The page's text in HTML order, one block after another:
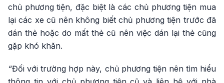
chủ phương tiện, đặc biệt là các chủ phương tiện mua
lại các xe cũ nên không biết chủ phương tiện trước đã
dán thẻ hoặc do mất thẻ cũ nên việc dán lại thẻ cũng
gặp khó khăn.
“Đối với trường hợp này, chủ phương tiện nên tìm hiểu